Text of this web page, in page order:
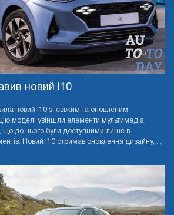
новий i10
новий i10 зі свіжим та оновленим
моделі увійшли елементи мультимедіа,
що до цього були доступними лише в
Новий i10 отримав оновлення дизайну, ...